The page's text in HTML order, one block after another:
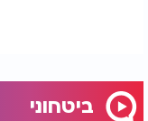
ביטחוני